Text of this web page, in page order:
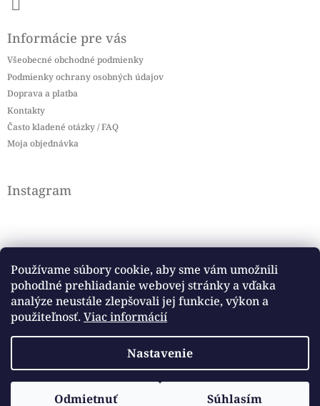
Používame súbory cookie, aby sme vám umožnili
pohodlné prehliadanie webovej stránky a vďaka
analýze neustále zlepšovali jej funkcie, výkon a
použiteľnosť. Viac informácií
Nastavenie
Odmietnuť Súhlasím
Informácie pre vás
Všeobecné obchodné podmienky
Podmienky ochrany osobných údajov
Doprava a platba
Kontakty
Často kladené otázky / FAQ
Moja objednávka
Instagram
Sledovať na Instagrame
Facebook
Vytvoril ShoptetCopyright 2026 . Všetky práva vyhradené.